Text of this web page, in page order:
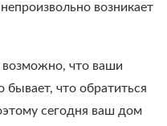
возникает
возможно, что ваши
что обратиться
сегодня ваш дом